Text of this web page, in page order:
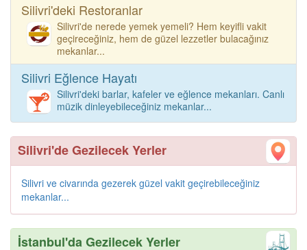
Silivri'deki Restoranlar
Silivri'de nerede yemek yemeli? Hem keyifli vakit
geçireceğiniz, hem de güzel lezzetler bulacağınız
mekanlar...
Silivri Eğlence Hayatı
Silivri'deki barlar, kafeler ve eğlence mekanları. Canlı
müzik dinleyebileceğiniz mekanlar...
Silivri'de Gezilecek Yerler
Silivri ve civarında gezerek güzel vakit geçirebileceğiniz
mekanlar...
İstanbul'da Gezilecek Yerler